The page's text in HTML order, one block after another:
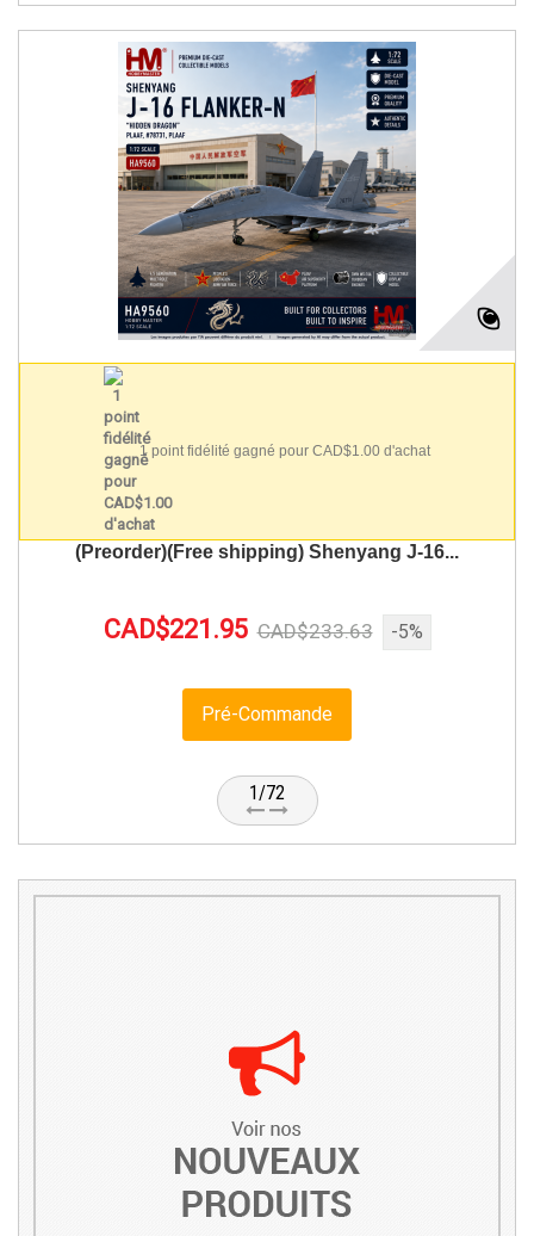
1 point fidélité gagné pour CAD$1.00 d'achat
(Preorder)(Free shipping) Shenyang J-16...
CAD$221.95 CAD$233.63 -5%
Pré-Commande
1/72